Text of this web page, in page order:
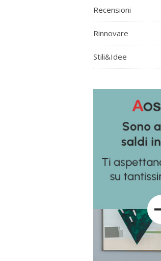
Recensioni
Rinnovare
Stili&Idee